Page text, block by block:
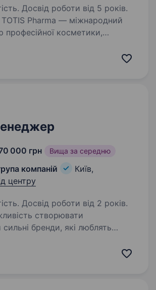
Досвід роботи від 5 років.
професійної косметики,
медицини. Працюємо лише
000 грн Вища за середню
компаній
Київ,
центру
Досвід роботи від 2 років.
створювати
бренди, які люблять
компанія та власник